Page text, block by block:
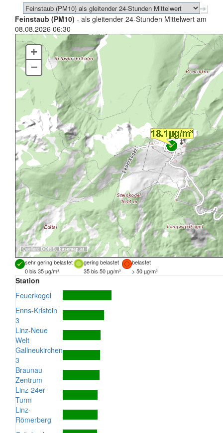
Feinstaub (PM10) - als gleitender 24-Stunden Mittelwert am
08.08.2026 06:30
Quellen: DORIS, basemap.at
+
–
sehr gering belastet gering belastet
belastet
0 bis 35 µg/m³
35 bis 50 µg/m³ > 50 µg/m³
Station
Feuerkogel
Enns-Kristein
3
Linz-Neue
Welt
Gallneukirchen
3
Braunau
Zentrum
Linz-24er-
Turm
Linz-
Römerberg